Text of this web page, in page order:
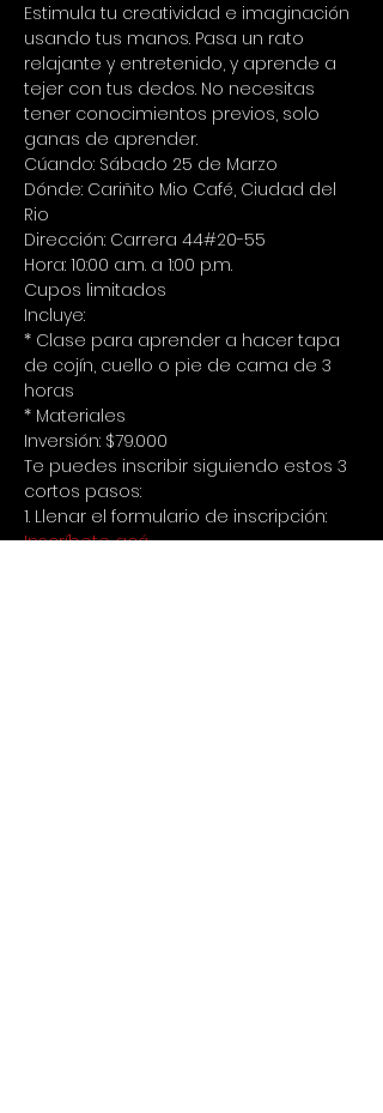
Estimula tu creatividad e imaginación
usando tus manos. Pasa un rato
relajante y entretenido, y aprende a
tejer con tus dedos. No necesitas
tener conocimientos previos, solo
ganas de aprender.
Cúando: Sábado 25 de Marzo
Dónde: Cariñito Mio Café, Ciudad del
Rio
Dirección: Carrera 44#20-55
Hora: 10:00 a.m. a 1:00 p.m.
Cupos limitados
Incluye:
* Clase para aprender a hacer tapa
de cojín, cuello o pie de cama de 3
horas
* Materiales
Inversión: $79.000
Te puedes inscribir siguiendo estos 3
cortos pasos:
1. Llenar el formulario de inscripción:
Inscríbete acá